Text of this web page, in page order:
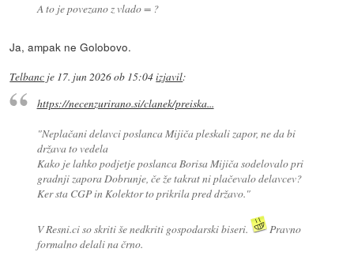
A to je povezano z vlado = ?
Ja, ampak ne Golobovo.
Telbanc je 17. jun 2026 ob 15:04izjavil:
https://necenzurirano.si/clanek/preiska...
"Neplačani delavci poslanca Mijiča pleskali zapor, ne da bi
država to vedela
Kako je lahko podjetje poslanca Borisa Mijiča sodelovalo pri
gradnji zapora Dobrunje, če že takrat ni plačevalo delavcev?
Ker sta CGP in Kolektor to prikrila pred državo."
V Resni.ci so skriti še nedkriti gospodarski biseri.
Pravno
formalno delali na črno.